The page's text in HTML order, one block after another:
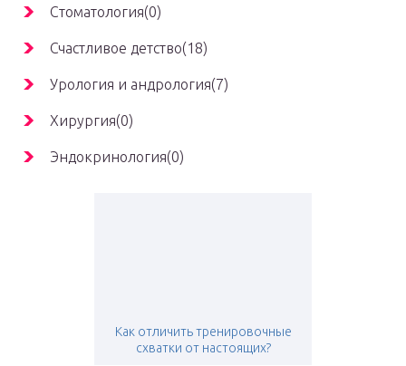
Стоматология(0)
Счастливое детство(18)
Урология и андрология(7)
Хирургия(0)
Эндокринология(0)
Как отличить тренировочные
схватки от настоящих?